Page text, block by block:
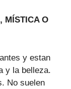
MÍSTICA O
y estan
y la belleza.
No suelen